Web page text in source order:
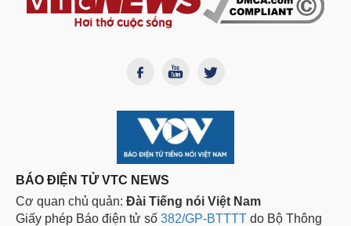
BÁO ĐIỆN TỬ VTC NEWS
Cơ quan chủ quản: Đài Tiếng nói Việt Nam
Giấy phép Báo điện tử số 382/GP-BTTTT do Bộ Thông